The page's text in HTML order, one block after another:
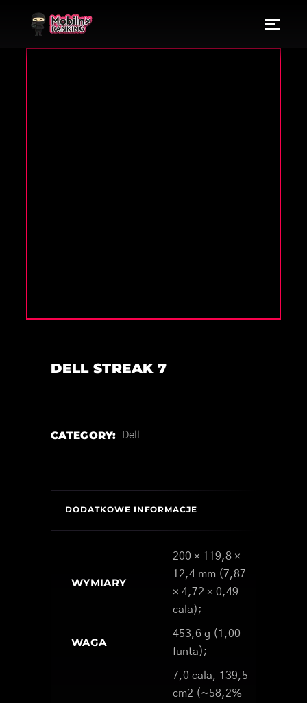
DELL STREAK 7
CATEGORY: Dell
DODATKOWE INFORMACJE
WYMIARY
200 × 119,8 ×
12,4 mm (7,87
× 4,72 × 0,49
cala);
WAGA
453,6 g (1,00
funta);
7,0 cala, 139,5
cm2 (~58,2%